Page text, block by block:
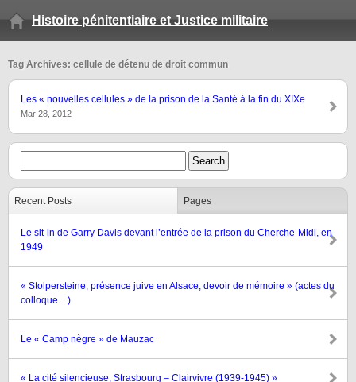
Histoire pénitentiaire et Justice militaire
Tag Archives: cellule de détenu de droit commun
Les « nouvelles cellules » de la prison de la Santé à la fin du XIXe
Mar 28, 2012
Recent Posts Pages
Le sit-in de Garry Davis devant l’entrée de la prison du Cherche-Midi, en
1949
« Stolpersteine, présence juive en Alsace, devoir de mémoire » (actes du
colloque…)
Le « Camp nègre » de Mauzac
« La cité silencieuse, Strasbourg – Clairvivre (1939-1945) »